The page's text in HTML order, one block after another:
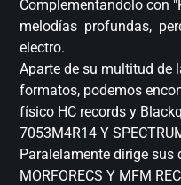
Complementandolo con
melodías profundas,
electro.
Aparte de su multitud de
formatos, podemos
físico HC records y
7053M4R14 Y
Paralelamente dirige
MORFORECS Y MFM